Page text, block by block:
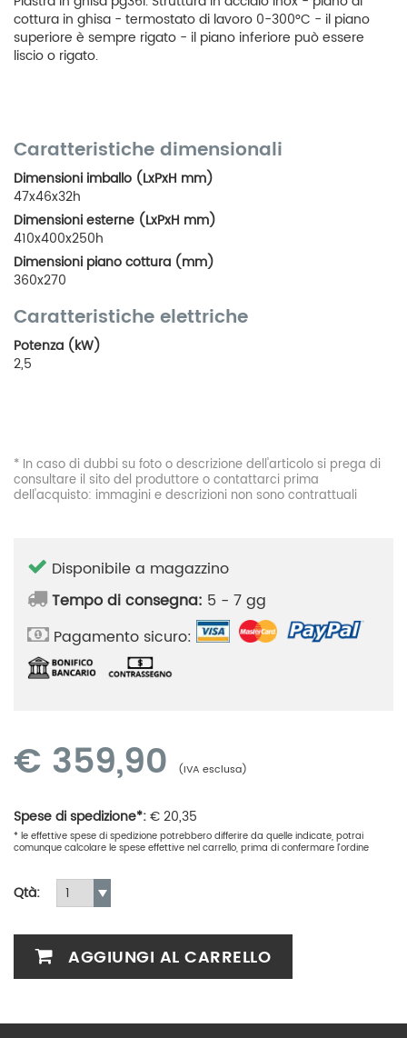
cottura in ghisa - termostato di lavoro 0-300°C - il piano
superiore è sempre rigato - il piano inferiore può essere
liscio o rigato.
Caratteristiche dimensionali
Dimensioni imballo (LxPxH mm)
47x46x32h
Dimensioni esterne (LxPxH mm)
410x400x250h
Dimensioni piano cottura (mm)
360x270
Caratteristiche elettriche
Potenza (kW)
2,5
* In caso di dubbi su foto o descrizione dell'articolo si prega di
consultare il sito del produttore o contattarci prima
dell'acquisto: immagini e descrizioni non sono contrattuali
Disponibile a magazzino
Tempo di consegna: 5 - 7 gg
Pagamento sicuro:
€ 359,90 (IVA esclusa)
Spese di spedizione*:€20,35
* le effettive spese di spedizione potrebbero differire da quelle indicate, potrai
comunque calcolare le spese effettive nel carrello, prima di confermare l'ordine
Qtà:
AGGIUNGI AL CARRELLO